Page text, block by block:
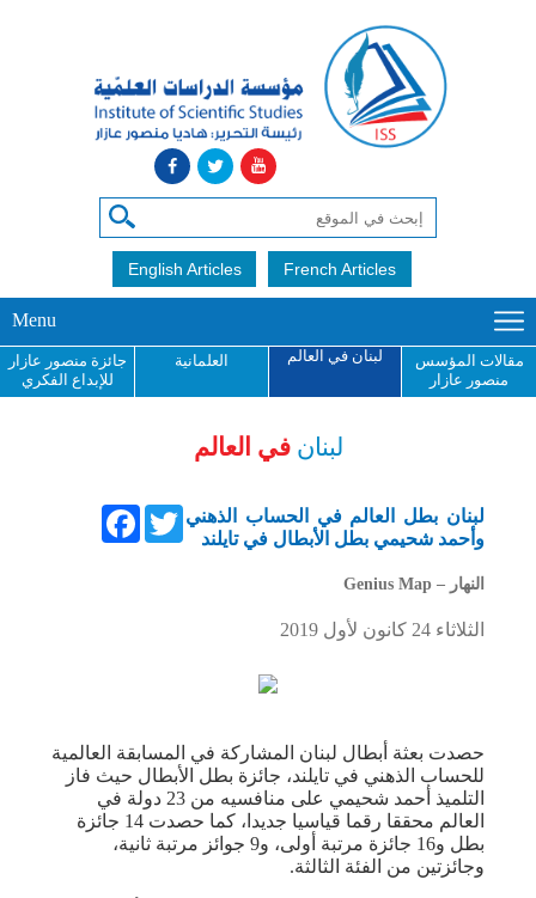
English Articles French Articles
Menu
مقالات المؤسس
منصور عازار
لبنان في العالم العلمانية
جائزة منصور عازار
للإبداع الفكري
لبنان في العالم
FacebookTwitter لبنان بطل العالم في الحساب الذهني
وأحمد شحيمي بطل الأبطال في تايلند
النهار – Genius Map
الثلاثاء 24 كانون لأول 2019
حصدت بعثة أبطال لبنان المشاركة في المسابقة العالمية
للحساب الذهني في تايلند، جائزة بطل الأبطال حيث فاز
التلميذ أحمد شحيمي على منافسيه من 23 دولة في
العالم محققا رقما قياسيا جديدا، كما حصدت 14 جائزة
بطل و16 جائزة مرتبة أولى، و9 جوائز مرتبة ثانية،
وجائزتين من الفئة الثالثة.